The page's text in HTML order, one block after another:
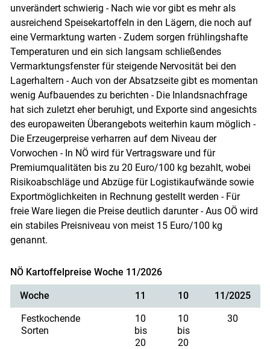
unverändert schwierig - Nach wie vor gibt es mehr als
ausreichend Speisekartoffeln in den Lägern, die noch auf
eine Vermarktung warten - Zudem sorgen frühlingshafte
Temperaturen und ein sich langsam schließendes
Vermarktungsfenster für steigende Nervosität bei den
Lagerhaltern - Auch von der Absatzseite gibt es momentan
wenig Aufbauendes zu berichten - Die Inlandsnachfrage
hat sich zuletzt eher beruhigt, und Exporte sind angesichts
des europaweiten Überangebots weiterhin kaum möglich -
Die Erzeugerpreise verharren auf dem Niveau der
Vorwochen - In NÖ wird für Vertragsware und für
Premiumqualitäten bis zu 20 Euro/100 kg bezahlt, wobei
Risikoabschläge und Abzüge für Logistikaufwände sowie
Exportmöglichkeiten in Rechnung gestellt werden - Für
freie Ware liegen die Preise deutlich darunter - Aus OÖ wird
ein stabiles Preisniveau von meist 15 Euro/100 kg
genannt.
NÖ Kartoffelpreise Woche 11/2026
Woche 11 10
11/2025
Festkochende
Sorten
10
bis
20
10
bis
20
30